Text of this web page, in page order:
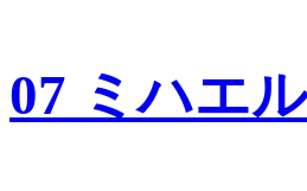
07 ミハエ